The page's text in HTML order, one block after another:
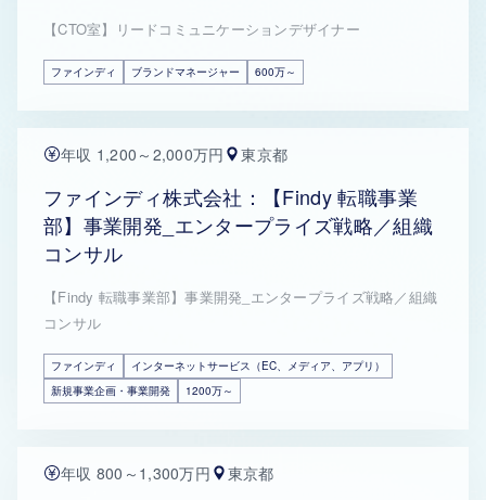
【CTO室】リードコミュニケーションデザイナー
ファインディ ブランドマネージャー 600万～
年収 1,200～2,000万円 東京都
ファインディ株式会社：【Findy 転職事業
部】事業開発_エンタープライズ戦略／組織
コンサル
【Findy 転職事業部】事業開発_エンタープライズ戦略／組織
コンサル
ファインディ
インターネットサービス（EC、メディア、アプリ）
新規事業企画・事業開発
1200万～
年収 800～1,300万円 東京都